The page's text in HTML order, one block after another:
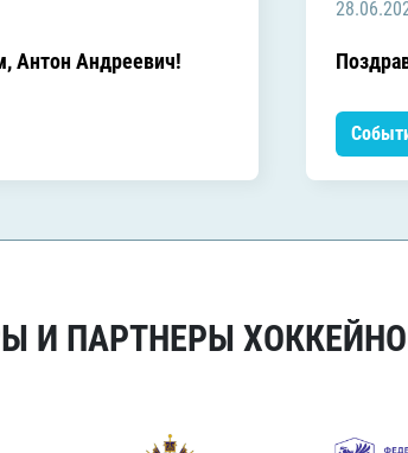
Антон Андреевич!
И ПАРТНЕРЫ